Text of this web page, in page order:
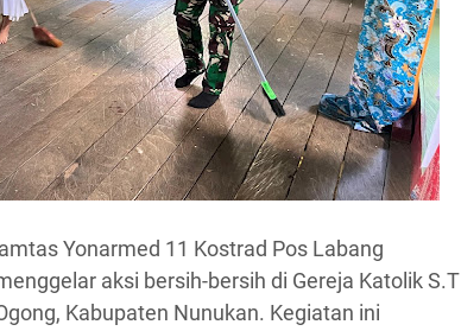
Yonarmed 11 Kostrad Pos Labang
aksi bersih-bersih di Gereja Katolik S.T
Kabupaten Nunukan. Kegiatan ini